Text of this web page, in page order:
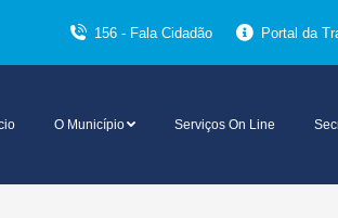
156 - Fala Cidadão Portal da
O Município Serviços On Line